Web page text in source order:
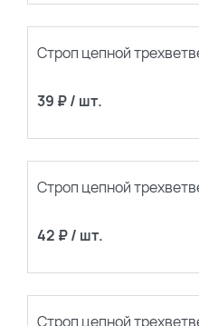
Строп цепной
39 ₽ / шт.
Строп цепной
42 ₽ / шт.
Строп цепной